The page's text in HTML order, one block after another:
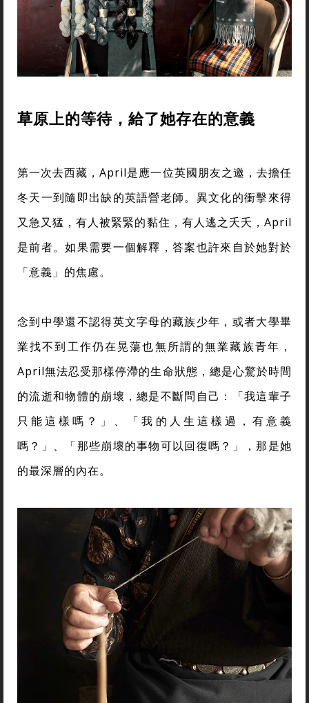
草原上的等待，給了她存在的意義
第一次去西藏，April是應一位英國朋友之邀，去擔任
冬天一到隨即出缺的英語營老師。異文化的衝擊來得
又急又猛，有人被緊緊的黏住，有人逃之夭夭，April
是前者。如果需要一個解釋，答案也許來自於她對於
「意義」的焦慮。
念到中學還不認得英文字母的藏族少年，或者大學畢
業找不到工作仍在晃蕩也無所謂的無業藏族青年，
April無法忍受那樣停滯的生命狀態，總是心驚於時間
的流逝和物體的崩壞，總是不斷問自己：「我這輩子
只能這樣嗎？」、「我的人生這樣過，有意義
嗎？」、「那些崩壞的事物可以回復嗎？」，那是她
的最深層的內在。